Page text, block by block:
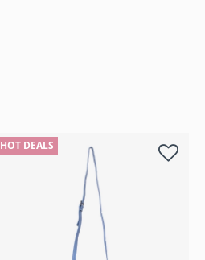
HOT DEALS